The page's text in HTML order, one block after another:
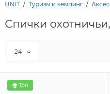
UNIT Туризм и кемпинг
Спички
24
Топ